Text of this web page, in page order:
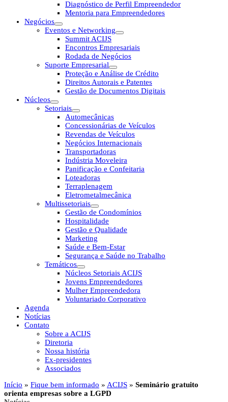
Diagnóstico de Perfil Empreendedor
Mentoria para Empreendedores
Negócios
Eventos e Networking
Summit ACIJS
Encontros Empresariais
Rodada de Negócios
Suporte Empresarial
Proteção e Análise de Crédito
Direitos Autorais e Patentes
Gestão de Documentos Digitais
Núcleos
Setoriais
Automecânicas
Concessionárias de Veículos
Revendas de Veículos
Negócios Internacionais
Transportadoras
Indústria Moveleira
Panificação e Confeitaria
Loteadoras
Terraplenagem
Eletrometalmecânica
Multissetoriais
Gestão de Condomínios
Hospitalidade
Gestão e Qualidade
Marketing
Saúde e Bem-Estar
Segurança e Saúde no Trabalho
Temáticos
Núcleos Setoriais ACIJS
Jovens Empreendedores
Mulher Empreendedora
Voluntariado Corporativo
Agenda
Notícias
Contato
Sobre a ACIJS
Diretoria
Nossa história
Ex-presidentes
Associados
Início » Fique bem informado » ACIJS » Seminário gratuito
orienta empresas sobre a LGPD